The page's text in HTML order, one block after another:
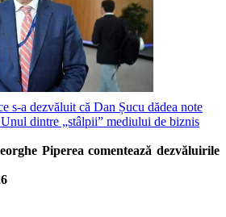
s-a dezvăluit că Dan Șucu dădea note
dintre „stâlpii” mediului de biznis
Piperea comentează dezvăluirile